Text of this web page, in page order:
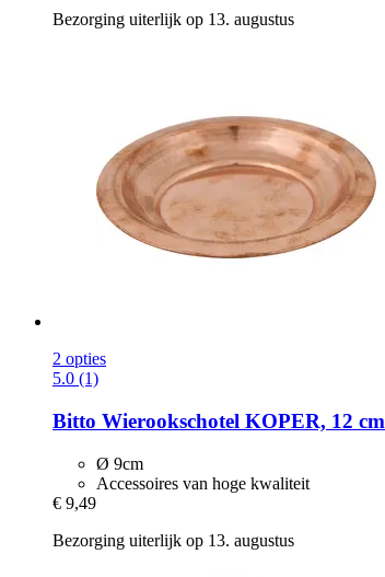
Bezorging uiterlijk op 13. augustus
2 opties
5.0 (1)
Bitto Wierookschotel KOPER, 12 cm
Ø 9cm
Accessoires van hoge kwaliteit
€ 9,49
Bezorging uiterlijk op 13. augustus